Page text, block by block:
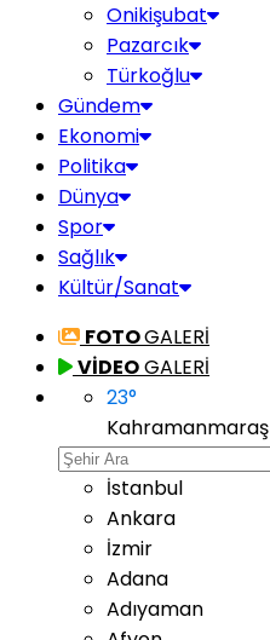
Onikişubat
Pazarcık
Türkoğlu
Gündem
Ekonomi
Politika
Dünya
Spor
Sağlık
Kültür/Sanat
FOTOGALERİ
VİDEOGALERİ
23°
Kahramanmaraş
İstanbul
Ankara
İzmir
Adana
Adıyaman